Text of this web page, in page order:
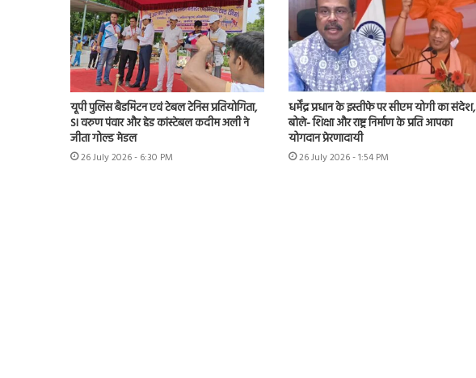
यूपी पुलिस बैडमिंटन एवं टेबल टेनिस प्रतियोगिता,
SI वरुण पंवार और हेड कांस्टेबल कदीम अली ने
जीता गोल्ड मेडल
26 July 2026 - 6:30 PM
धर्मेंद्र प्रधान के इस्तीफे पर सीएम योगी का संदेश,
बोले- शिक्षा और राष्ट्र निर्माण के प्रति आपका
योगदान प्रेरणादायी
26 July 2026 - 1:54 PM